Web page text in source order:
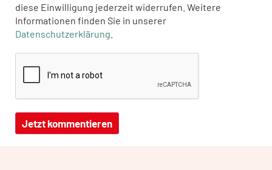
diese Einwilligung jederzeit widerrufen. Weitere
Informationen finden Sie in unserer
Datenschutzerklärung